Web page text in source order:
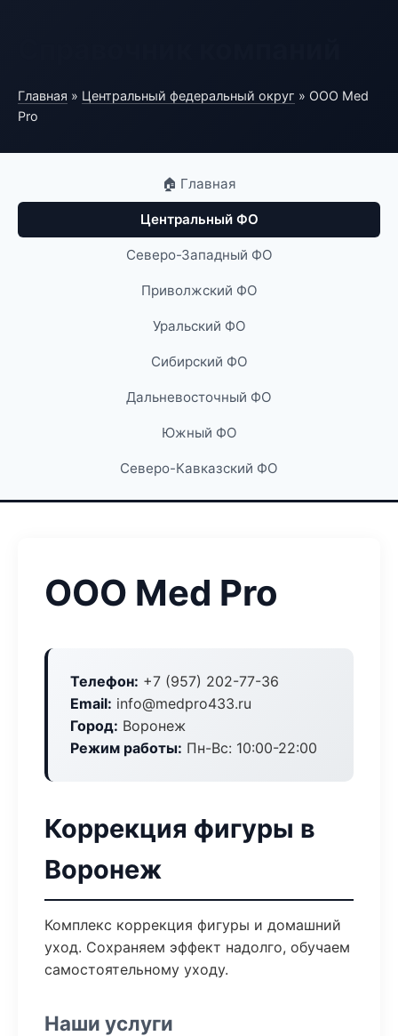
Главная » Центральный федеральный округ » ООО Med
Pro
🏠 Главная
Центральный ФО
Северо-Западный ФО
Приволжский ФО
Уральский ФО
Сибирский ФО
Дальневосточный ФО
Южный ФО
Северо-Кавказский ФО
ООО Med Pro
Телефон: +7 (957) 202-77-36
Email: info@medpro433.ru
Город: Воронеж
Режим работы: Пн-Вс: 10:00-22:00
Коррекция фигуры в
Воронеж
Комплекс коррекция фигуры и домашний
уход. Сохраняем эффект надолго, обучаем
самостоятельному уходу.
Наши услуги